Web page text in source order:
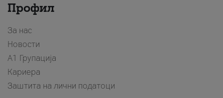
Профил
За нас
Новости
А1 Групација
Кариера
Заштита на лични податоци